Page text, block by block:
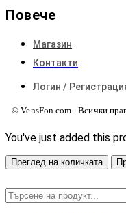
Повече
Магазин
Контакти
Логин /
© VensFon.com - Всички
You've just added this
Преглед на количката